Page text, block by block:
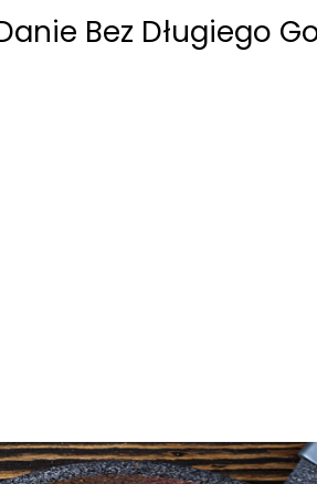
Bez Długiego